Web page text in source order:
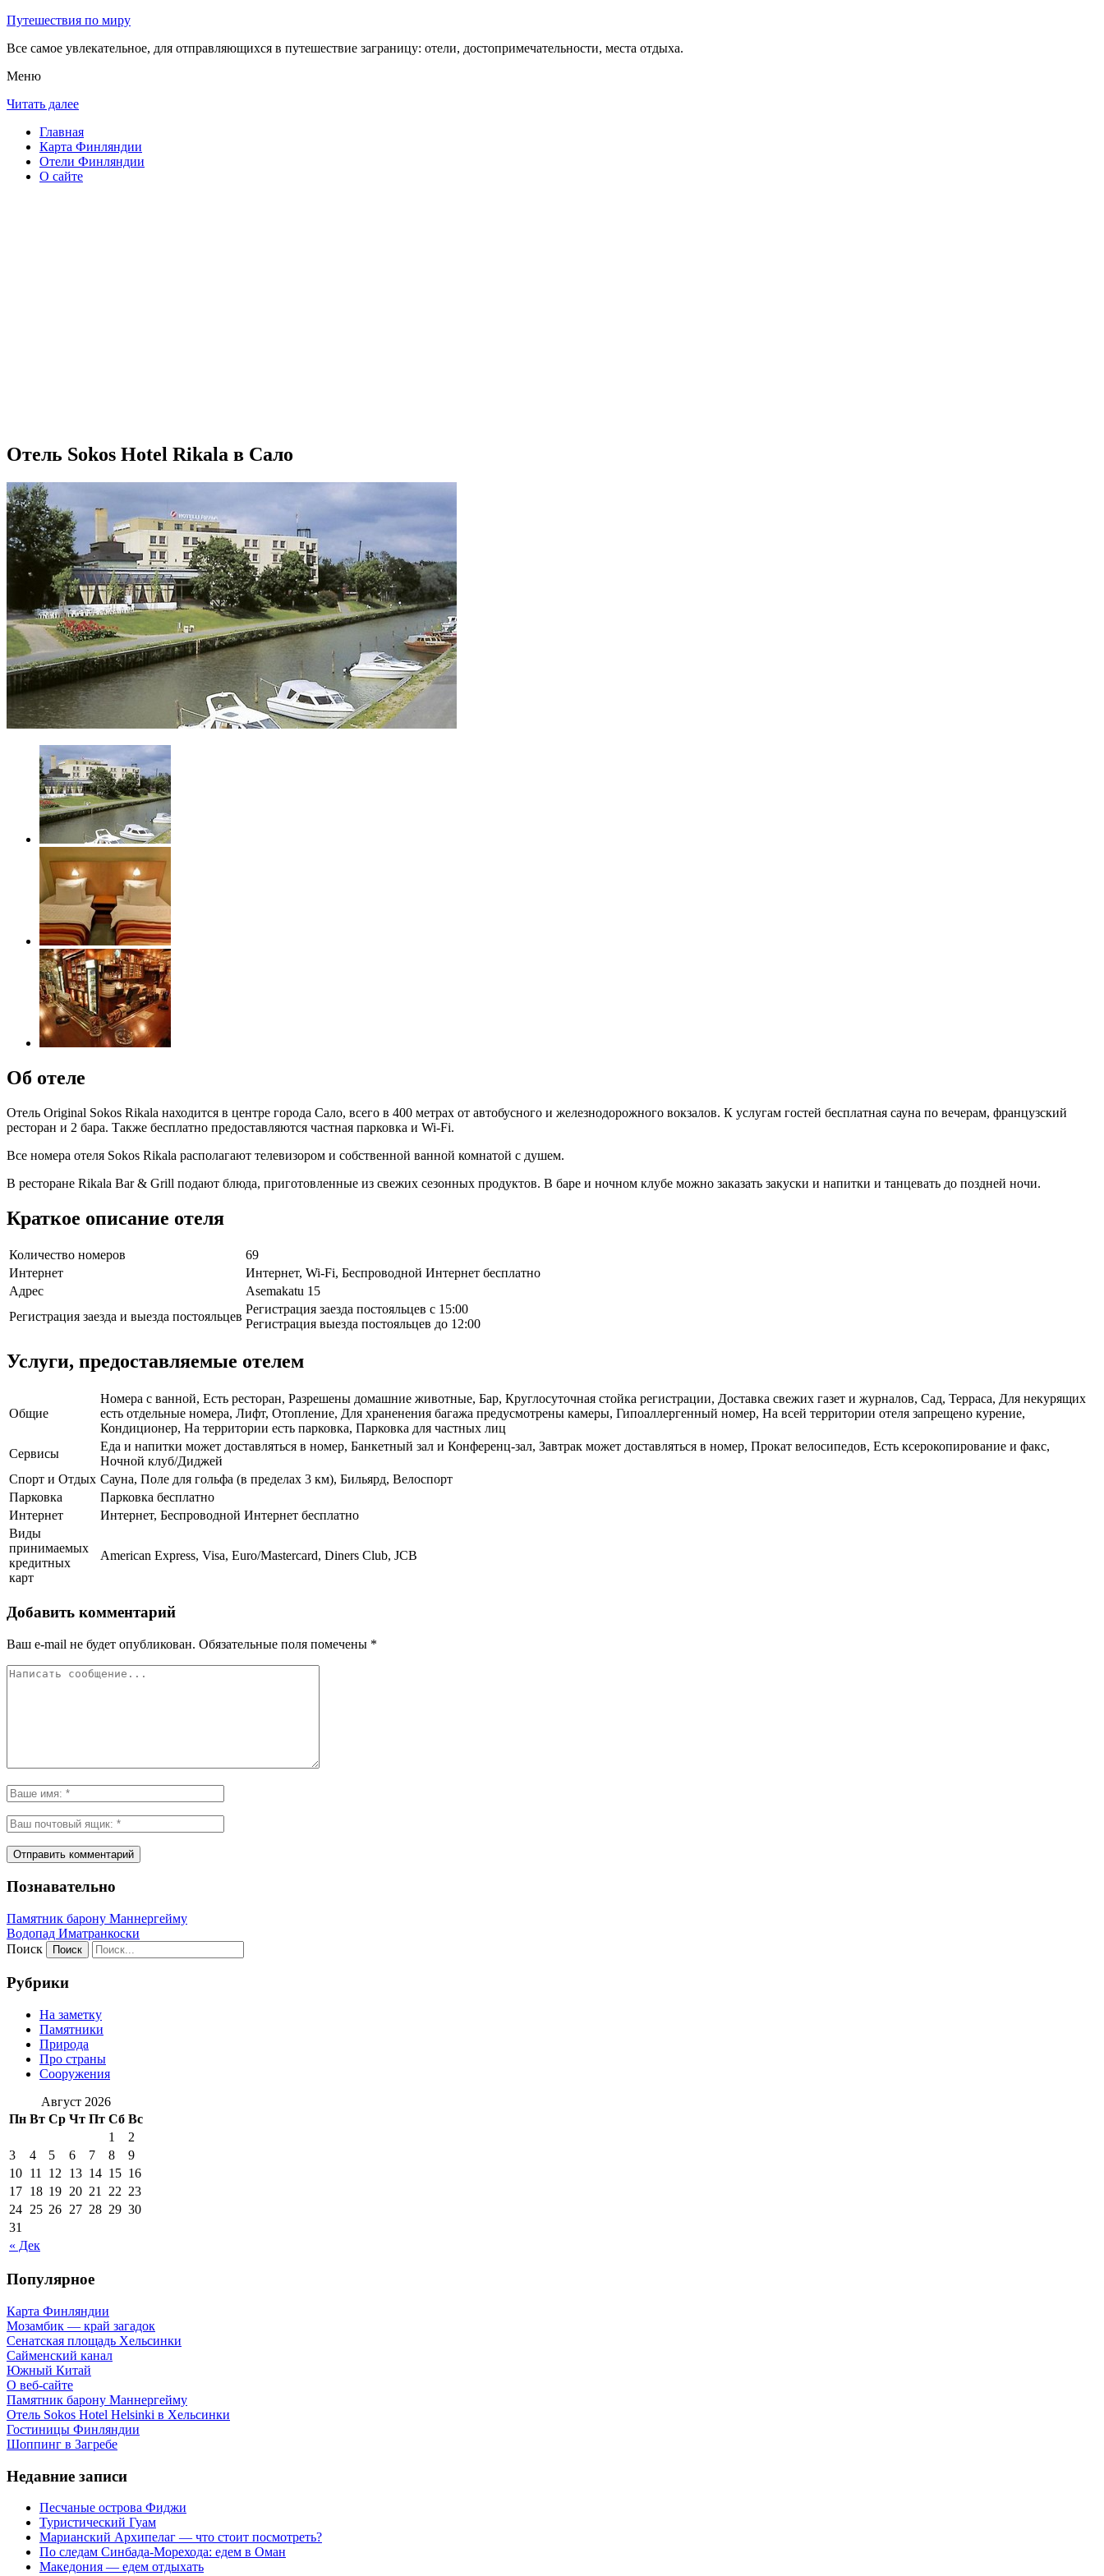
Путешествия по миру
Все самое увлекательное, для отправляющихся в путешествие заграницу: отели, достопримечательности, места отдыха.
Меню
Читать далее
Главная
Карта Финляндии
Отели Финляндии
О сайте
Отель Sokos Hotel Rikala в Сало
Об отеле
Отель Original Sokos Rikala находится в центре города Сало, всего в 400 метрах от автобусного и железнодорожного вокзалов. К услугам гостей бесплатная сауна по вечерам, французский
ресторан и 2 бара. Также бесплатно предоставляются частная парковка и Wi-Fi.
Все номера отеля Sokos Rikala располагают телевизором и собственной ванной комнатой с душем.
В ресторане Rikala Bar & Grill подают блюда, приготовленные из свежих сезонных продуктов. В баре и ночном клубе можно заказать закуски и напитки и танцевать до поздней ночи.
Краткое описание отеля
Количество номеров
69
Интернет
Интернет, Wi-Fi, Беспроводной Интернет бесплатно
Адрес
Asemakatu 15
Регистрация заезда и выезда постояльцев
Регистрация заезда постояльцев с 15:00
Регистрация выезда постояльцев до 12:00
Услуги, предоставляемые отелем
Общие
Номера с ванной, Есть ресторан, Разрешены домашние животные, Бар, Круглосуточная стойка регистрации, Доставка свежих газет и журналов, Сад, Терраса, Для некурящих
есть отдельные номера, Лифт, Отопление, Для храненения багажа предусмотрены камеры, Гипоаллергенный номер, На всей территории отеля запрещено курение,
Кондиционер, На территории есть парковка, Парковка для частных лиц
Сервисы
Еда и напитки может доставляться в номер, Банкетный зал и Конференц-зал, Завтрак может доставляться в номер, Прокат велосипедов, Есть ксерокопирование и факс,
Ночной клуб/Диджей
Спорт и Отдых Сауна, Поле для гольфа (в пределах 3 км), Бильярд, Велоспорт
Парковка
Парковка бесплатно
Интернет
Интернет, Беспроводной Интернет бесплатно
Виды
принимаемых
кредитных
карт
American Express, Visa, Euro/Mastercard, Diners Club, JCB
Добавить комментарий
Ваш e-mail не будет опубликован. Обязательные поля помечены *
Познавательно
Памятник барону Маннергейму
Водопад Иматранкоски
Поиск
Рубрики
На заметку
Памятники
Природа
Про страны
Сооружения
Август 2026
Пн Вт Ср Чт Пт Сб Вс
« Дек
1
2
3
4 5 6 7 8
9
10 11 12 13 14 15 16
17 18 19 20 21 22 23
24 25 26 27 28 29 30
31
Популярное
Карта Финляндии
Мозамбик — край загадок
Сенатская площадь Хельсинки
Сайменский канал
Южный Китай
О веб-сайте
Памятник барону Маннергейму
Отель Sokos Hotel Helsinki в Хельсинки
Гостиницы Финляндии
Шоппинг в Загребе
Недавние записи
Песчаные острова Фиджи
Туристический Гуам
Марианский Архипелаг — что стоит посмотреть?
По следам Синбада-Морехода: едем в Оман
Македония — едем отдыхать